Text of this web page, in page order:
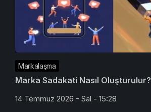
Markalaşma
Marka Sadakati Nasıl Oluşturulur?
14 Temmuz 2026 - Sal - 15:28